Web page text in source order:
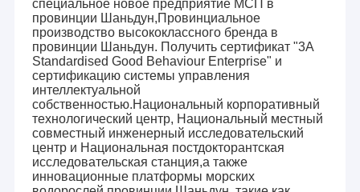
Главная страница
Продукция
О Компании
специальное новое предприятие МСП в
провинции Шаньдун,Провинциальное
производство высококлассного бренда в
провинции Шаньдун. Получить сертификат "3A
Standardised Good Behaviour Enterprise" и
сертификацию системы управления
интеллектуальной
собственностью.Национальный корпоративный
технологический центр, Национальный местный
совместный инженерный исследовательский
центр и Национальная постдокторантская
исследовательская станция,а также
инновационные платформы морских
Shandong Jiejing Group Corporation (далее - компания) была
основана в 1968 году и в настоящее время является группой
предприятий, объединяющей пищевые добавки,
косметические ингредиенты,материал для отпечатков
зубов, морская биология, медицинские продукты,